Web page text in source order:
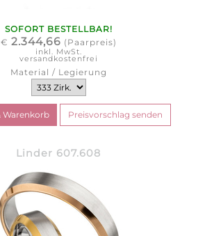
SOFORT BESTELLBAR!
€ 2.344,66 (Paarpreis)
inkl. MwSt.
versandkostenfrei
Material / Legierung
Linder 607.608